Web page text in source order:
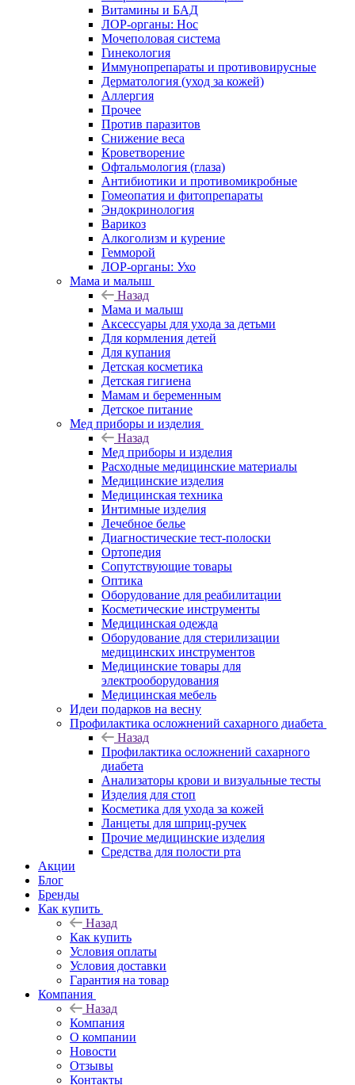
Витамины и БАД
ЛОР-органы: Нос
Мочеполовая система
Гинекология
Иммунопрепараты и противовирусные
Дерматология (уход за кожей)
Аллергия
Прочее
Против паразитов
Снижение веса
Кроветворение
Офтальмология (глаза)
Антибиотики и противомикробные
Гомеопатия и фитопрепараты
Эндокринология
Варикоз
Алкоголизм и курение
Гемморой
ЛОР-органы: Ухо
Мама и малыш
Назад
Мама и малыш
Аксессуары для ухода за детьми
Для кормления детей
Для купания
Детская косметика
Детская гигиена
Мамам и беременным
Детское питание
Мед приборы и изделия
Назад
Мед приборы и изделия
Расходные медицинские материалы
Медицинские изделия
Медицинская техника
Интимные изделия
Лечебное белье
Диагностические тест-полоски
Ортопедия
Сопутствующие товары
Оптика
Оборудование для реабилитации
Косметические инструменты
Медицинская одежда
Оборудование для стерилизации
медицинских инструментов
Медицинские товары для
электрооборудования
Медицинская мебель
Идеи подарков на весну
Профилактика осложнений сахарного диабета
Назад
Профилактика осложнений сахарного
диабета
Анализаторы крови и визуальные тесты
Изделия для стоп
Косметика для ухода за кожей
Ланцеты для шприц-ручек
Прочие медицинские изделия
Средства для полости рта
Акции
Блог
Бренды
Как купить
Назад
Как купить
Условия оплаты
Условия доставки
Гарантия на товар
Компания
Назад
Компания
О компании
Новости
Отзывы
Контакты